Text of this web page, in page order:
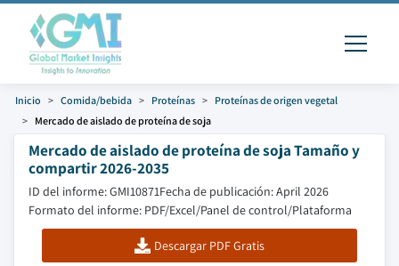
Inicio Comida/bebida Proteínas
Proteínas de origen vegetal
Mercado de aislado de proteína de soja
Mercado de aislado de proteína de soja Tamaño y
compartir 2026-2035
ID del informe: GMI10871Fecha de publicación: April 2026
Formato del informe: PDF/Excel/Panel de control/Plataforma
Descargar PDF Gratis